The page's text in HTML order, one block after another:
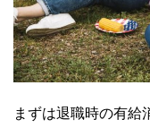
まずは退職時の有給